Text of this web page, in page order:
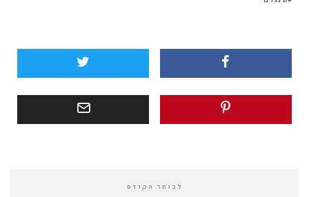
לכותר הקודם